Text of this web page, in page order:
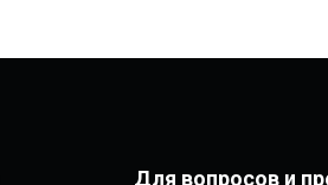
Для вопросов и